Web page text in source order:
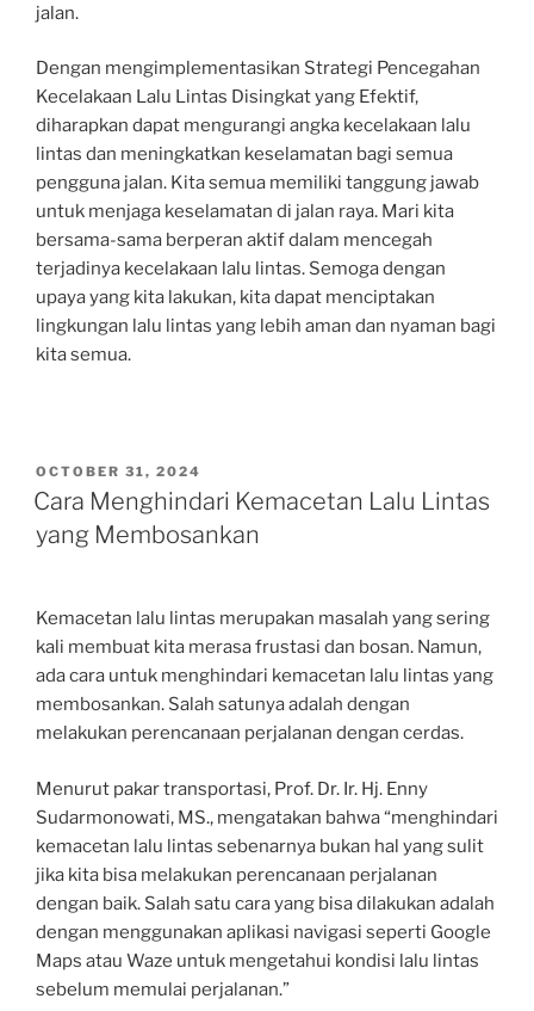
jalan.
Dengan mengimplementasikan Strategi Pencegahan
Kecelakaan Lalu Lintas Disingkat yang Efektif,
diharapkan dapat mengurangi angka kecelakaan lalu
lintas dan meningkatkan keselamatan bagi semua
pengguna jalan. Kita semua memiliki tanggung jawab
untuk menjaga keselamatan di jalan raya. Mari kita
bersama-sama berperan aktif dalam mencegah
terjadinya kecelakaan lalu lintas. Semoga dengan
upaya yang kita lakukan, kita dapat menciptakan
lingkungan lalu lintas yang lebih aman dan nyaman bagi
kita semua.
POSTED
ON
OCTOBER 31, 2024
Cara Menghindari Kemacetan Lalu Lintas
yang Membosankan
Kemacetan lalu lintas merupakan masalah yang sering
kali membuat kita merasa frustasi dan bosan. Namun,
ada cara untuk menghindari kemacetan lalu lintas yang
membosankan. Salah satunya adalah dengan
melakukan perencanaan perjalanan dengan cerdas.
Menurut pakar transportasi, Prof. Dr. Ir. Hj. Enny
Sudarmonowati, MS., mengatakan bahwa “menghindari
kemacetan lalu lintas sebenarnya bukan hal yang sulit
jika kita bisa melakukan perencanaan perjalanan
dengan baik. Salah satu cara yang bisa dilakukan adalah
dengan menggunakan aplikasi navigasi seperti Google
Maps atau Waze untuk mengetahui kondisi lalu lintas
sebelum memulai perjalanan.”